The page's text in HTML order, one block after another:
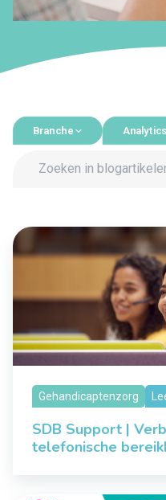
Branche Analytics
Gehandicaptenzorg
SDB Support |
telefonische